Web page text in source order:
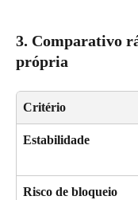
3. Comparativo
própria
Critério
Estabilidade
Risco de bloqueio